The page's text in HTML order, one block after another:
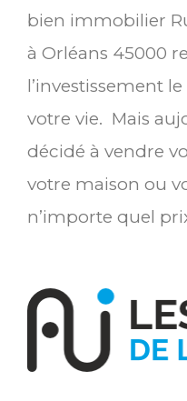
bien immobilier
à Orléans 45000
l’investissement
votre vie. Mais
décidé à vendre
votre maison ou
n’importe quel